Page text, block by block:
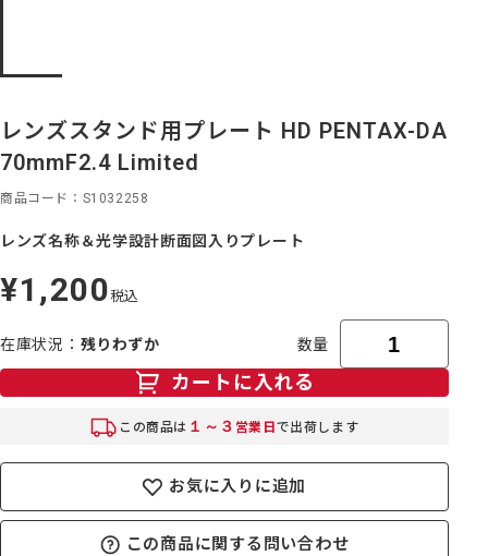
レンズスタンド用プレート HD PENTAX-DA
70mmF2.4 Limited
商品コード S1032258
レンズ名称＆光学設計断面図入りプレート
定
価
¥1,200税込
在庫状況 残りわずか 数量
カートに入れる
この商品は １～３ 営業日 で出荷します
お気に入りに追加
この商品に関する問い合わせ